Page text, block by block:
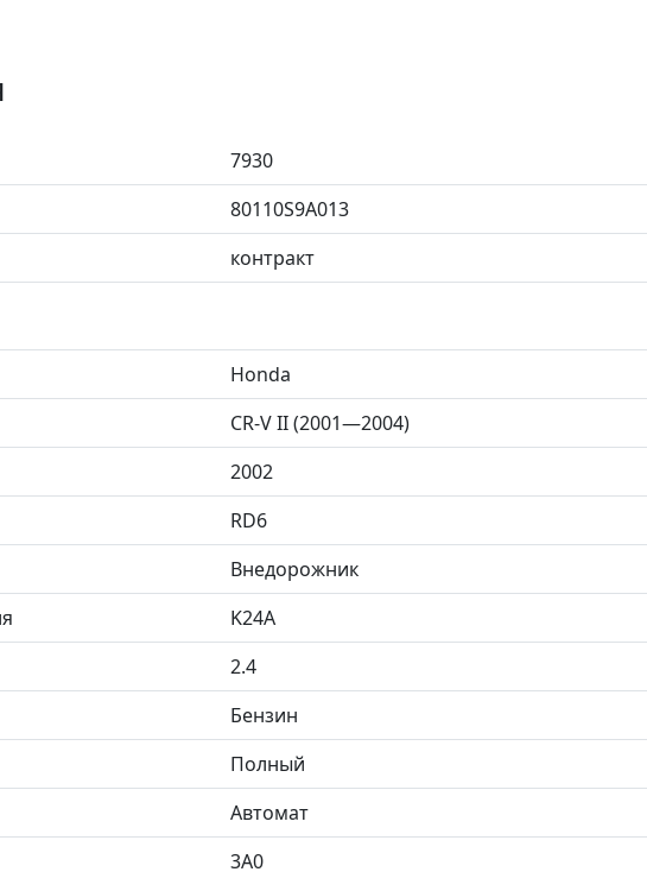
7930
80110S9A013
контракт
Honda
CR-V II (2001—2004)
2002
RD6
Внедорожник
K24A
2.4
Бензин
Полный
Автомат
3A0